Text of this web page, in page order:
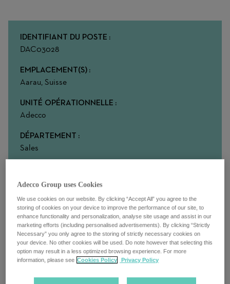
IDENTIFIANT DU POSTE
DAC03028
EMPLACEMENT(S)
Aarau, Suisse
UNITÉ OPÉRATIONNELLE
Adecco
DÉPARTEMENT
Sales
On-site
Über deine Rolle bei uns
Sales trifft Recruiting – Deine Bühne beim Marktführer!
Du liebst es, Menschen und Unternehmen erfolgreich
Adecco Group uses Cookies
We use cookies on our website. By clicking “Accept All” you agree to the
storing of cookies on your device to improve the performance of our site, to
enhance functionality and personalization, analyse site usage and assist in our
marketing efforts (including personalised advertisements). By clicking “Strictly
Necessary” you only agree to the storing of strictly necessary cookies on
your device. No other cookies will be used. Do note however that selecting this
option may result in a less optimized browsing experience. For more
information, please see Cookies Policy Privacy Policy